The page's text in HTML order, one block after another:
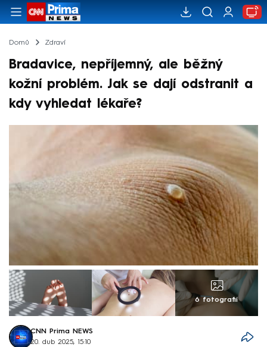
Domů Zdraví
Bradavice, nepříjemný, ale běžný
kožní problém. Jak se dají odstranit a
kdy vyhledat lékaře?
6 fotografií
CNN Prima NEWS
20. dub 2025, 15:10